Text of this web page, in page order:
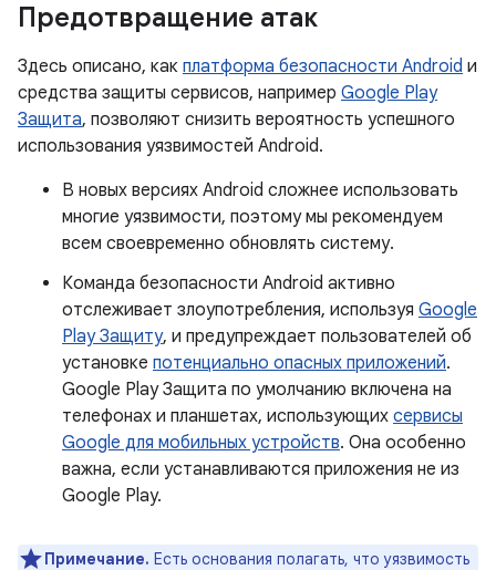
Предотвращение атак
Здесь описано, как платформа безопасности Android и
средства защиты сервисов, например Google Play
Защита, позволяют снизить вероятность успешного
использования уязвимостей Android.
В новых версиях Android сложнее использовать
многие уязвимости, поэтому мы рекомендуем
всем своевременно обновлять систему.
Команда безопасности Android активно
отслеживает злоупотребления, используя Google
Play Защиту, и предупреждает пользователей об
установке потенциально опасных приложений.
Google Play Защита по умолчанию включена на
телефонах и планшетах, использующих сервисы
Google для мобильных устройств. Она особенно
важна, если устанавливаются приложения не из
Google Play.
Примечание. Есть основания полагать, что уязвимость